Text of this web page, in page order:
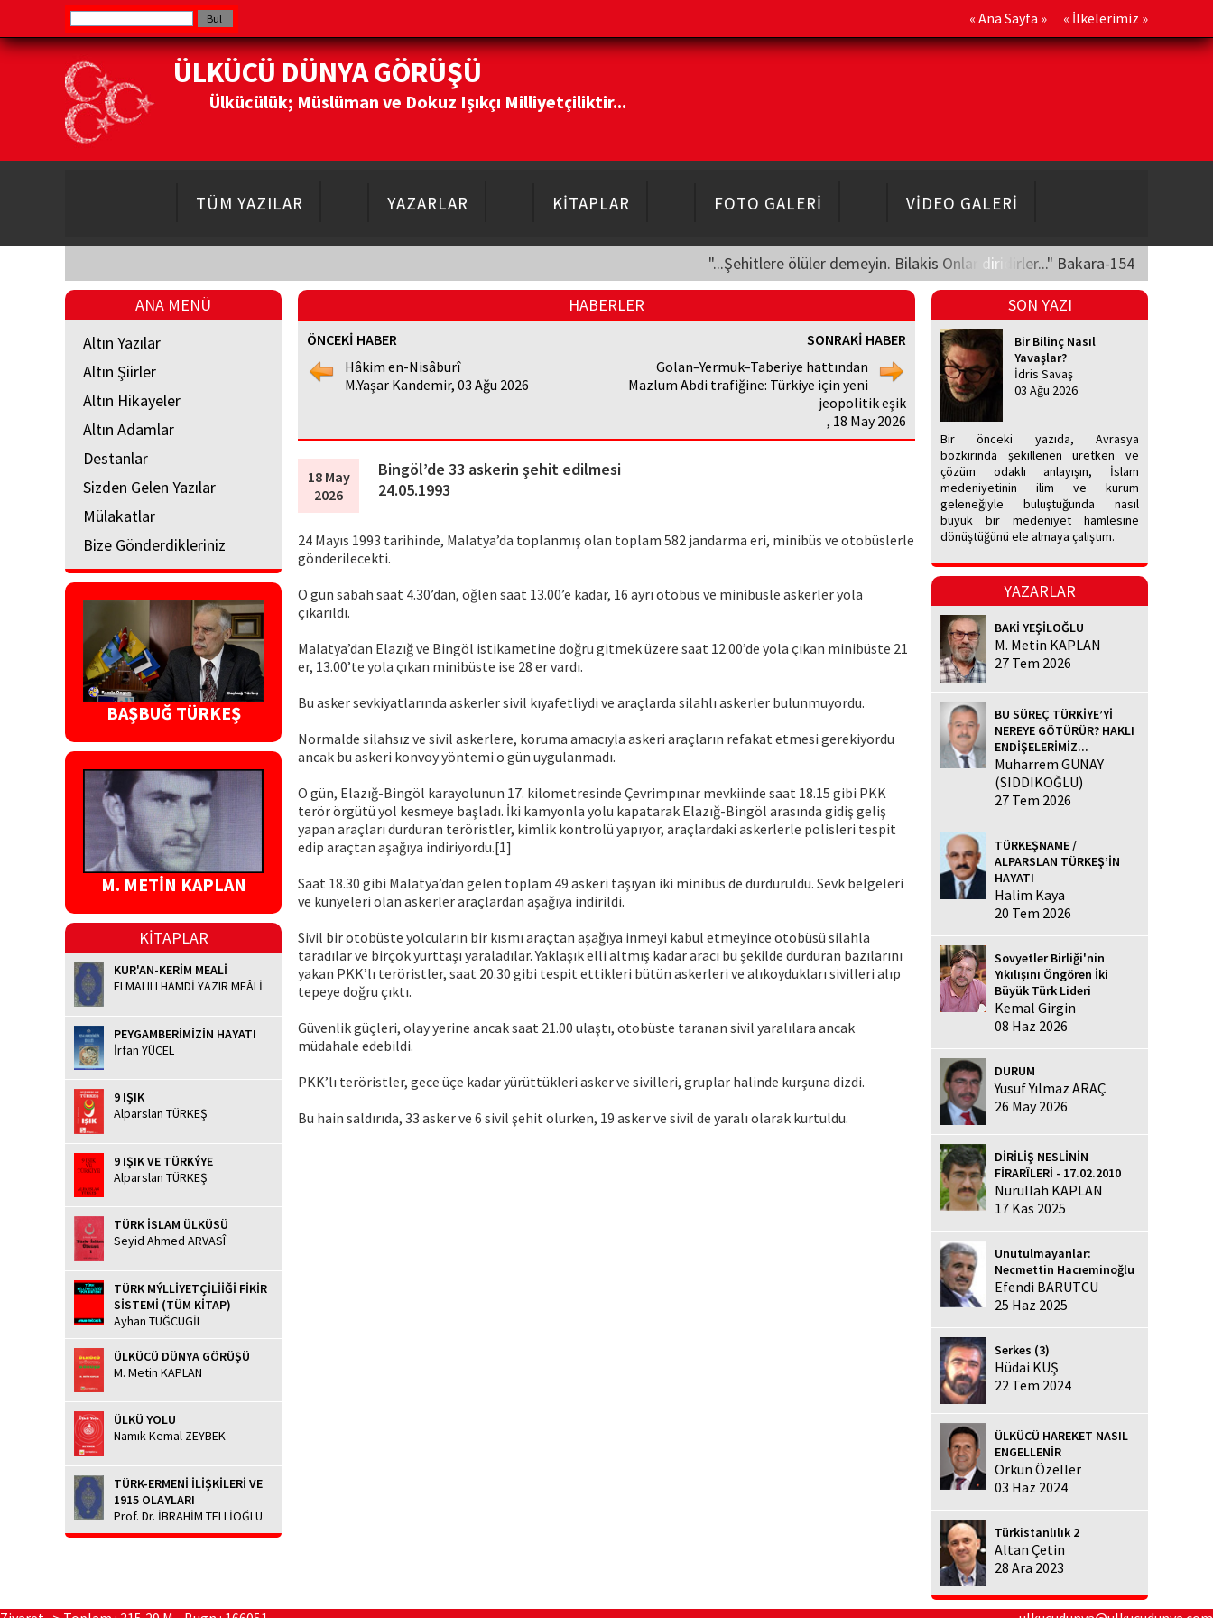
« Ana Sayfa » « İlkelerimiz »
ÜLKÜCÜ DÜNYA GÖRÜŞÜ
Ülkücülük; Müslüman ve Dokuz Işıkçı Milliyetçiliktir...
TÜM YAZILAR YAZARLAR KİTAPLAR FOTO GALERİ VİDEO GALERİ
"...Şehitlere ölüler demeyin. Bilakis Onlar diridirler..." Bakara-154
ANA MENÜ
Altın Yazılar
Altın Şiirler
Altın Hikayeler
Altın Adamlar
Destanlar
Sizden Gelen Yazılar
Mülakatlar
Bize Gönderdikleriniz
BAŞBUĞ TÜRKEŞ
M. METİN KAPLAN
KİTAPLAR
KUR'AN-KERİM MEALİ
ELMALILI HAMDİ YAZIR MEÂLİ
PEYGAMBERİMİZİN HAYATI
İrfan YÜCEL
9 IŞIK
Alparslan TÜRKEŞ
9 IŞIK VE TÜRKÝYE
Alparslan TÜRKEŞ
TÜRK İSLAM ÜLKÜSÜ
Seyid Ahmed ARVASÎ
TÜRK MÝLLİYETÇİLİİĞİ FİKİR
SİSTEMİ (TÜM KİTAP)
Ayhan TUĞCUGİL
ÜLKÜCÜ DÜNYA GÖRÜŞÜ
M. Metin KAPLAN
ÜLKÜ YOLU
Namık Kemal ZEYBEK
TÜRK-ERMENİ İLİŞKİLERİ VE
1915 OLAYLARI
Prof. Dr. İBRAHİM TELLİOĞLU
HABERLER
ÖNCEKİ HABER
Hâkim en-Nisâburî
M.Yaşar Kandemir, 03 Ağu 2026
SONRAKİ HABER
Golan–Yermuk–Taberiye hattından
Mazlum Abdi trafiğine: Türkiye için yeni
jeopolitik eşik
, 18 May 2026
18 May
2026
Bingöl’de 33 askerin şehit edilmesi
24.05.1993
24 Mayıs 1993 tarihinde, Malatya’da toplanmış olan toplam 582 jandarma eri, minibüs ve otobüslerle
gönderilecekti.
O gün sabah saat 4.30’dan, öğlen saat 13.00’e kadar, 16 ayrı otobüs ve minibüsle askerler yola
çıkarıldı.
Malatya’dan Elazığ ve Bingöl istikametine doğru gitmek üzere saat 12.00’de yola çıkan minibüste 21
er, 13.00’te yola çıkan minibüste ise 28 er vardı.
Bu asker sevkiyatlarında askerler sivil kıyafetliydi ve araçlarda silahlı askerler bulunmuyordu.
Normalde silahsız ve sivil askerlere, koruma amacıyla askeri araçların refakat etmesi gerekiyordu
ancak bu askeri konvoy yöntemi o gün uygulanmadı.
O gün, Elazığ-Bingöl karayolunun 17. kilometresinde Çevrimpınar mevkiinde saat 18.15 gibi PKK
terör örgütü yol kesmeye başladı. İki kamyonla yolu kapatarak Elazığ-Bingöl arasında gidiş geliş
yapan araçları durduran teröristler, kimlik kontrolü yapıyor, araçlardaki askerlerle polisleri tespit
edip araçtan aşağıya indiriyordu.[1]
Saat 18.30 gibi Malatya’dan gelen toplam 49 askeri taşıyan iki minibüs de durduruldu. Sevk belgeleri
ve künyeleri olan askerler araçlardan aşağıya indirildi.
Sivil bir otobüste yolcuların bir kısmı araçtan aşağıya inmeyi kabul etmeyince otobüsü silahla
taradılar ve birçok yurttaşı yaraladılar. Yaklaşık elli altmış kadar aracı bu şekilde durduran bazılarını
yakan PKK’lı teröristler, saat 20.30 gibi tespit ettikleri bütün askerleri ve alıkoydukları sivilleri alıp
tepeye doğru çıktı.
Güvenlik güçleri, olay yerine ancak saat 21.00 ulaştı, otobüste taranan sivil yaralılara ancak
müdahale edebildi.
PKK’lı teröristler, gece üçe kadar yürüttükleri asker ve sivilleri, gruplar halinde kurşuna dizdi.
Bu hain saldırıda, 33 asker ve 6 sivil şehit olurken, 19 asker ve sivil de yaralı olarak kurtuldu.
SON YAZI
Bir Bilinç Nasıl
Yavaşlar?
İdris Savaş
03 Ağu 2026
Bir önceki yazıda, Avrasya
bozkırında şekillenen üretken ve
çözüm odaklı anlayışın, İslam
medeniyetinin ilim ve kurum
geleneğiyle buluştuğunda nasıl
büyük bir medeniyet hamlesine
dönüştüğünü ele almaya çalıştım.
YAZARLAR
BAKİ YEŞİLOĞLU
M. Metin KAPLAN
27 Tem 2026
BU SÜREÇ TÜRKİYE’Yİ
NEREYE GÖTÜRÜR? HAKLI
ENDİŞELERİMİZ...
Muharrem GÜNAY
(SIDDIKOĞLU)
27 Tem 2026
TÜRKEŞNAME /
ALPARSLAN TÜRKEŞ’İN
HAYATI
Halim Kaya
20 Tem 2026
Sovyetler Birliği'nin
Yıkılışını Öngören İki
Büyük Türk Lideri
Kemal Girgin
08 Haz 2026
DURUM
Yusuf Yılmaz ARAÇ
26 May 2026
DİRİLİŞ NESLİNİN
FİRARÎLERİ - 17.02.2010
Nurullah KAPLAN
17 Kas 2025
Unutulmayanlar:
Necmettin Hacıeminoğlu
Efendi BARUTCU
25 Haz 2025
Serkes (3)
Hüdai KUŞ
22 Tem 2024
ÜLKÜCÜ HAREKET NASIL
ENGELLENİR
Orkun Özeller
03 Haz 2024
Türkistanlılık 2
Altan Çetin
28 Ara 2023